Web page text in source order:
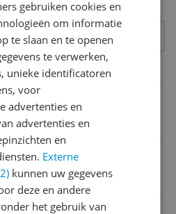
gebruiken cookies en
om informatie
te slaan en te openen
te verwerken,
unieke identificatoren
voor
advertenties en
advertenties en
en
Externe
kunnen uw gegevens
deze en andere
het gebruik van